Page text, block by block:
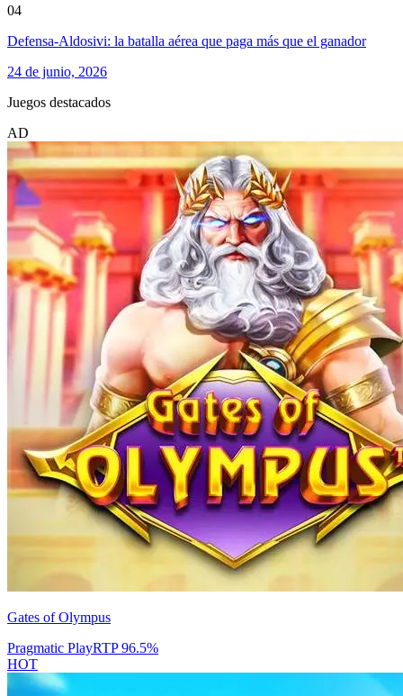
04
Defensa-Aldosivi: la batalla aérea que paga más que el ganador
24 de junio, 2026
Juegos destacados
AD
Gates of Olympus
Pragmatic PlayRTP96.5%
HOT